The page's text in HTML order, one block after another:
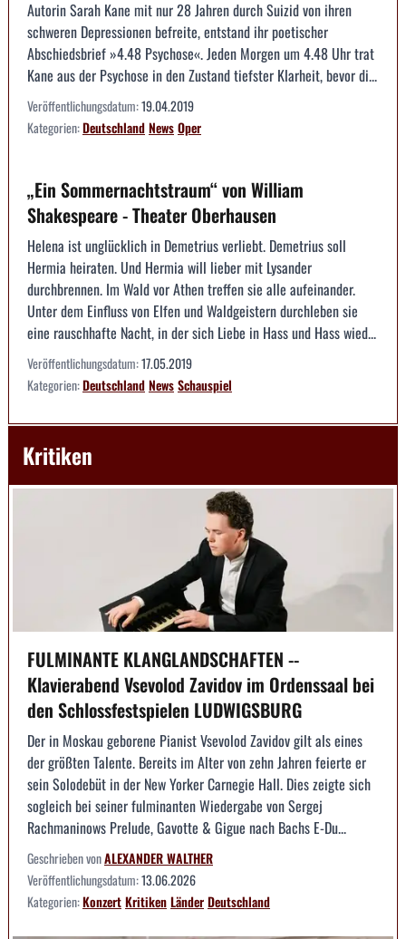
Autorin Sarah Kane mit nur 28 Jahren durch Suizid von ihren
schweren Depressionen befreite, entstand ihr poetischer
Abschiedsbrief »4.48 Psychose«. Jeden Morgen um 4.48 Uhr trat
Kane aus der Psychose in den Zustand tiefster Klarheit, bevor di...
Veröffentlichungsdatum:19.04.2019
Kategorien:DeutschlandNewsOper
„Ein Sommernachtstraum“ von William
Shakespeare - Theater Oberhausen
Helena ist unglücklich in Demetrius verliebt. Demetrius soll
Hermia heiraten. Und Hermia will lieber mit Lysander
durchbrennen. Im Wald vor Athen treffen sie alle aufeinander.
Unter dem Einfluss von Elfen und Waldgeistern durchleben sie
eine rauschhafte Nacht, in der sich Liebe in Hass und Hass wied...
Veröffentlichungsdatum:17.05.2019
Kategorien:DeutschlandNewsSchauspiel
Kritiken
FULMINANTE KLANGLANDSCHAFTEN --
Klavierabend Vsevolod Zavidov im Ordenssaal bei
den Schlossfestspielen LUDWIGSBURG
Der in Moskau geborene Pianist Vsevolod Zavidov gilt als eines
der größten Talente. Bereits im Alter von zehn Jahren feierte er
sein Solodebüt in der New Yorker Carnegie Hall. Dies zeigte sich
sogleich bei seiner fulminanten Wiedergabe von Sergej
Rachmaninows Prelude, Gavotte & Gigue nach Bachs E-Du...
Geschrieben vonALEXANDER WALTHER
Veröffentlichungsdatum:13.06.2026
Kategorien:KonzertKritikenLänderDeutschland